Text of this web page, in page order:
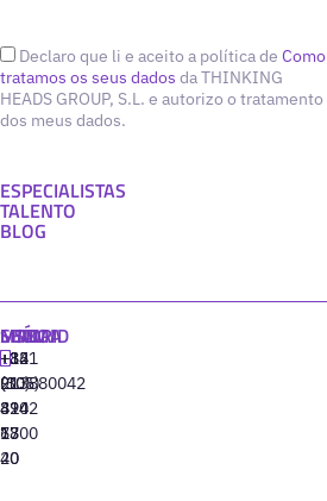
Declaro que li e aceito a política de Como
tratamos os seus dados da THINKING
HEADS GROUP, S.L. e autorizo o tratamento
dos meus dados.
ESPECIALISTAS
TALENTO
BLOG
MADRID
+34
91
310
77
40
MIAMI
+1
(305)
424
13
20
SEÚL
+82
(10)
8942
6800
LISBOA
‪+351
213880042